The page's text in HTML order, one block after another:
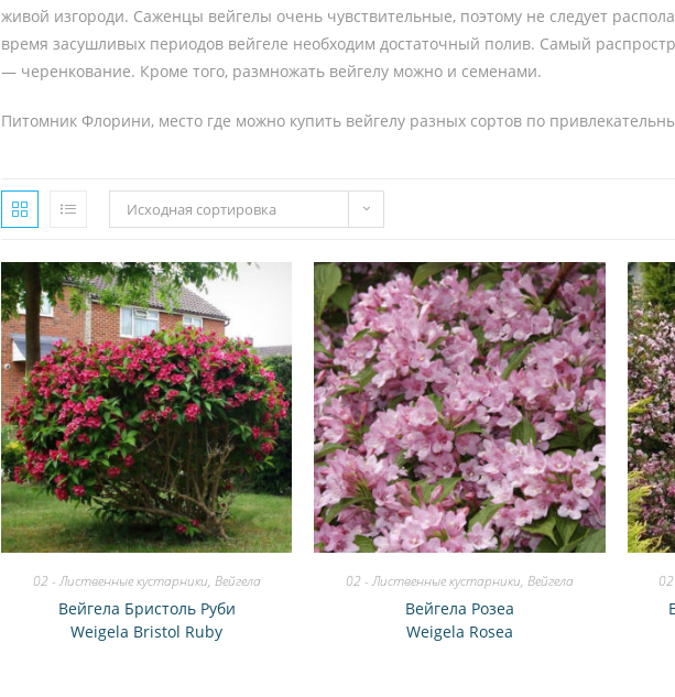
живой изгороди. Саженцы вейгелы очень чувствительные, поэтому не следует
время засушливых периодов вейгеле необходим достаточный полив. Самый
— черенкование. Кроме того, размножать вейгелу можно и семенами.
Питомник Флорини, место где можно купить вейгелу разных сортов по
Исходная сортировка
02 - Лиственные кустарники, Вейгела
Вейгела Бристоль Руби
Weigela Bristol Ruby
02 - Лиственные кустарники, Вейгела
Вейгела Розеа
Weigela Rosea